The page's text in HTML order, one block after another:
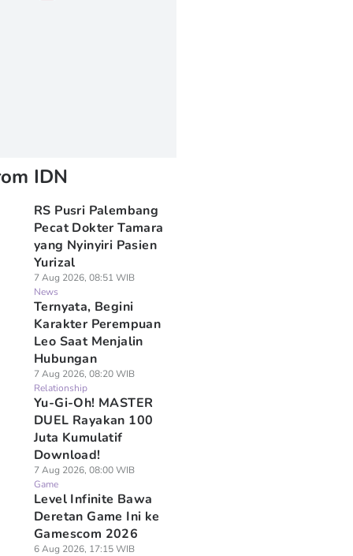
IDN
RS Pusri Palembang
Pecat Dokter Tamara
yang Nyinyiri Pasien
Yurizal
7 Aug 2026, 08:51 WIB
News
Ternyata, Begini
Karakter Perempuan
Leo Saat Menjalin
Hubungan
7 Aug 2026, 08:20 WIB
Relationship
Yu-Gi-Oh! MASTER
DUEL Rayakan 100
Juta Kumulatif
Download!
7 Aug 2026, 08:00 WIB
Game
Level Infinite Bawa
Deretan Game Ini ke
Gamescom 2026
6 Aug 2026, 17:15 WIB